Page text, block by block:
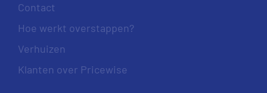
Contact
Hoe werkt overstappen?
Verhuizen
Klanten over Pricewise